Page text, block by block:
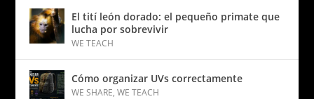
El tití león dorado: el pequeño primate que
lucha por sobrevivir
WE TEACH
Cómo organizar UVs correctamente
WE SHARE,WE TEACH